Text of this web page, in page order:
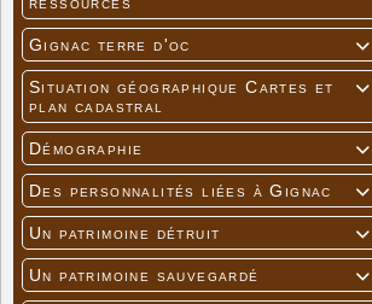

Gignac terre d'oc

Situation géographique Cartes et
plan cadastral

Démographie

Des personnalités liées à Gignac

Un patrimoine détruit

Un patrimoine sauvegardé